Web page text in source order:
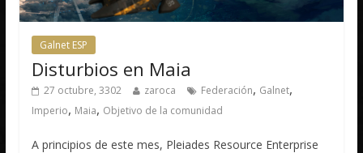
Galnet ESP
Disturbios en Maia
27 octubre, 3302 zaroca Federación, Galnet,
Imperio, Maia, Objetivo de la comunidad
A principios de este mes, Pleiades Resource Enterprise